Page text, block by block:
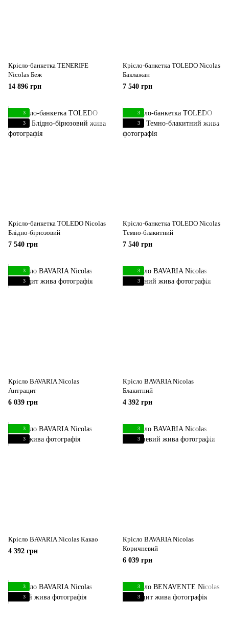
Крісло-банкетка TENERIFE
Nicolas Беж
14 896 грн
Крісло-банкетка TOLEDO Nicolas
Баклажан
7 540 грн
3
3
Крісло-банкетка TOLEDO Nicolas
Блідно-бірюзовий
7 540 грн
3
3
Крісло-банкетка TOLEDO Nicolas
Темно-блакитний
7 540 грн
3
3
Крісло BAVARIA Nicolas
Антрацит
6 039 грн
3
3
Крісло BAVARIA Nicolas
Блакитний
4 392 грн
3
3
Крісло BAVARIA Nicolas Какао
4 392 грн
3
3
Крісло BAVARIA Nicolas
Коричневий
6 039 грн
3
3
3
3